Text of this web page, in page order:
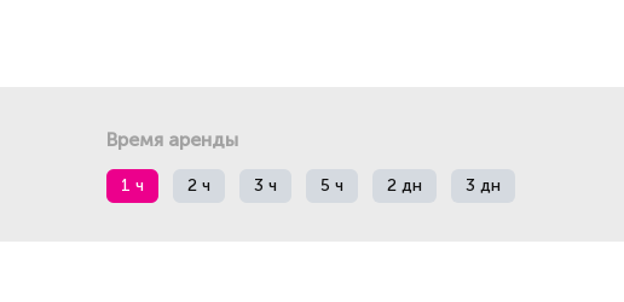
Время аренды
1 ч 2 ч 3 ч 5 ч 2 дн 3 дн